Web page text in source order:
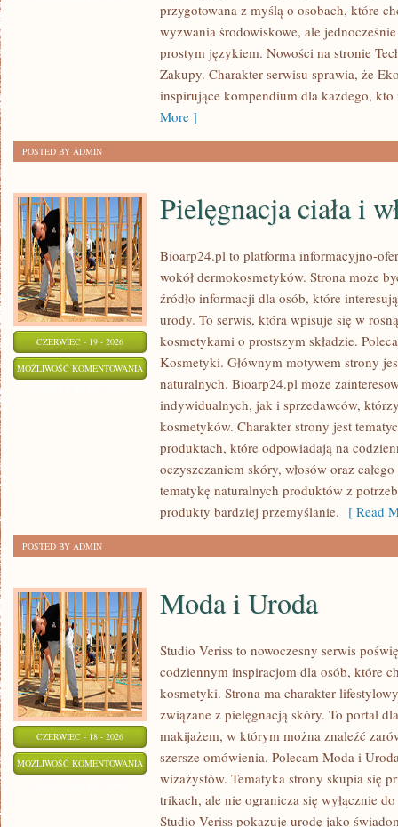
STYL
ŻYCIA
przygotowana z myślą o osobach, które
wyzwania środowiskowe, ale
prostym językiem. Nowości na stronie
Zakupy. Charakter serwisu sprawia, że
inspirujące kompendium dla każdego, kto
More ]
POSTED BY ADMIN
CZERWIEC - 19 - 2026
MOŻLIWOŚĆ KOMENTOWANIA PIELĘGNACJA
CIAŁA
WŁOSÓW
Pielęgnacja ciała i
Bioarp24.pl to platforma informacyjno-
wokół dermokosmetyków. Strona może
źródło informacji dla osób, które
urody. To serwis, która wpisuje się w
kosmetykami o prostszym składzie.
Kosmetyki. Głównym motywem strony
naturalnych. Bioarp24.pl może
indywidualnych, jak i sprzedawców,
kosmetyków. Charakter strony jest
produktach, które odpowiadają na
oczyszczaniem skóry, włosów oraz
tematykę naturalnych produktów z
produkty bardziej przemyślanie. [ Read
POSTED BY ADMIN
CZERWIEC - 18 - 2026
MOŻLIWOŚĆ KOMENTOWANIA MODA
URODA
Moda i Uroda
Studio Veriss to nowoczesny serwis
codziennym inspiracjom dla osób, które
kosmetyki. Strona ma charakter
związane z pielęgnacją skóry. To portal
makijażem, w którym można znaleźć
szersze omówienia. Polecam Moda i
wizażystów. Tematyka strony skupia się
trikach, ale nie ogranicza się wyłącznie
Studio Veriss pokazuje urodę jako